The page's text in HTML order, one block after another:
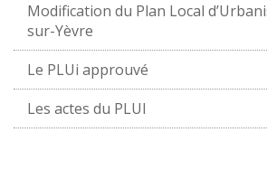
Modification du Plan Local
sur-Yèvre
Le PLUi approuvé
Les actes du PLUI